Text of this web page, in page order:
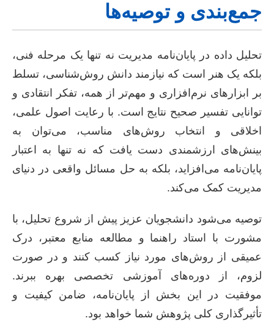
جمع‌بندی و توصیه‌ها
تحلیل داده در پایان‌نامه مدیریت نه تنها یک مرحله فنی،
بلکه یک هنر است که نیازمند دانش روش‌شناسی، تسلط
بر ابزارهای نرم‌افزاری و مهم‌تر از همه، تفکر انتقادی و
توانایی تفسیر صحیح نتایج است. با رعایت اصول علمی،
اخلاقی و انتخاب روش‌های مناسب، می‌توان به
بینش‌های ارزشمندی دست یافت که نه تنها به اعتبار
پایان‌نامه می‌افزاید، بلکه به حل مسائل واقعی در دنیای
مدیریت کمک می‌کند.
توصیه می‌شود دانشجویان عزیز پیش از شروع تحلیل، با
مشورت با استاد راهنما و مطالعه منابع معتبر، درک
عمیقی از روش‌های مورد نیاز کسب کنند و در صورت
لزوم، از دوره‌های آموزشی تخصصی بهره ببرند.
موفقیت در این بخش از پایان‌نامه، ضامن کیفیت و
تأثیرگذاری کلی پژوهش شما خواهد بود.